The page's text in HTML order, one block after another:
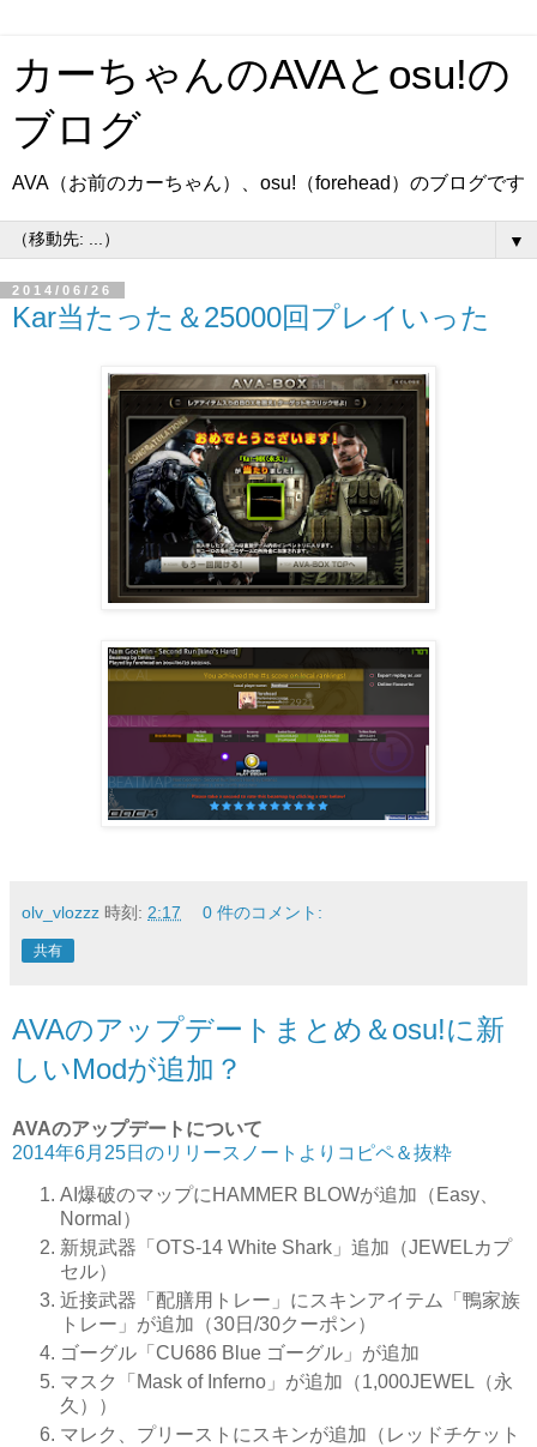
カーちゃんのAVAとosu!の
ブログ
AVA（お前のカーちゃん）、osu!（forehead）のブログです
▼
2014/06/26
Kar当たった＆25000回プレイいった
olv_vlozzz 時刻: 2:17 0 件のコメント:
共有
AVAのアップデートまとめ＆osu!に新
しいModが追加？
AVAのアップデートについて
2014年6月25日のリリースノートよりコピペ＆抜粋
AI爆破のマップにHAMMER BLOWが追加（Easy、
Normal）
新規武器「OTS-14 White Shark」追加（JEWELカプ
セル）
近接武器「配膳用トレー」にスキンアイテム「鴨家族
トレー」が追加（30日/30クーポン）
ゴーグル「CU686 Blue ゴーグル」が追加
マスク「Mask of Inferno」が追加（1,000JEWEL（永
久））
マレク、プリーストにスキンが追加（レッドチケット